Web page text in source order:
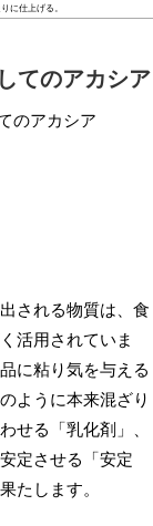
に仕上げる。
てのアカシア
される物質は、食
活用されていま
に粘り気を与える
ように本来混ざり
せる「乳化剤」、
定させる「安定
たします。